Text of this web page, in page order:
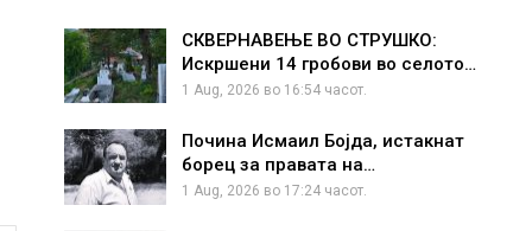
СКВЕРНАВЕЊЕ ВО СТРУШКО:
Искршени 14 гробови во селото…
1 Aug, 2026 во 16:54 часот.
Почина Исмаил Бојда, истакнат
борец за правата на…
1 Aug, 2026 во 17:24 часот.